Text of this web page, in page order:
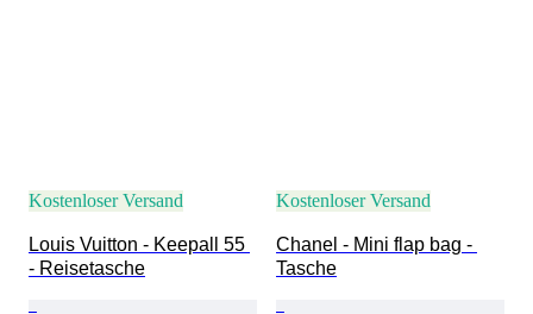
Kostenloser Versand
Louis Vuitton - Keepall 55
- Reisetasche
Kostenloser Versand
Chanel - Mini flap bag -
Tasche